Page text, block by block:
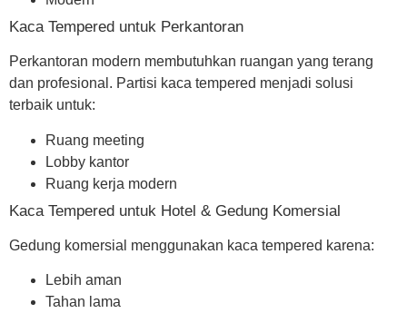
Kaca Tempered untuk Perkantoran
Perkantoran modern membutuhkan ruangan yang terang
dan profesional. Partisi kaca tempered menjadi solusi
terbaik untuk:
Ruang meeting
Lobby kantor
Ruang kerja modern
Kaca Tempered untuk Hotel & Gedung Komersial
Gedung komersial menggunakan kaca tempered karena:
Lebih aman
Tahan lama